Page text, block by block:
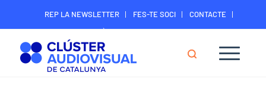
REP LA NEWSLETTER FES-TE SOCI
CONTACTE
ÀREA DIGITAL SOCIS